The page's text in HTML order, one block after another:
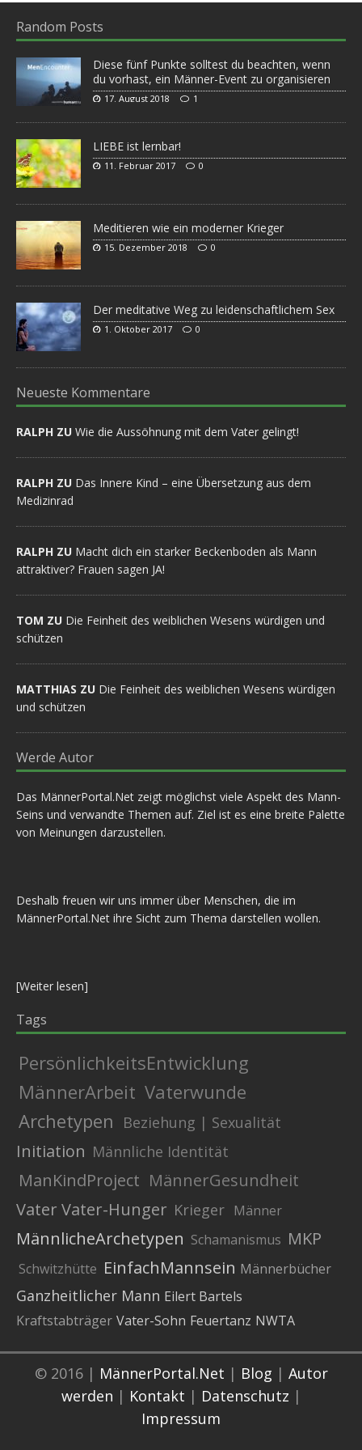
Random Posts
Diese fünf Punkte solltest du beachten, wenn
du vorhast, ein Männer-Event zu organisieren
17. August 2018 1
LIEBE ist lernbar!
11. Februar 2017 0
Meditieren wie ein moderner Krieger
15. Dezember 2018 0
Der meditative Weg zu leidenschaftlichem Sex
1. Oktober 2017 0
Neueste Kommentare
RALPH ZU Wie die Aussöhnung mit dem Vater gelingt!
RALPH ZU Das Innere Kind – eine Übersetzung aus dem
Medizinrad
RALPH ZU Macht dich ein starker Beckenboden als Mann
attraktiver? Frauen sagen JA!
TOM ZU Die Feinheit des weiblichen Wesens würdigen und
schützen
MATTHIAS ZU Die Feinheit des weiblichen Wesens würdigen
und schützen
Werde Autor
Das MännerPortal.Net zeigt möglichst viele Aspekt des Mann-
Seins und verwandte Themen auf. Ziel ist es eine breite Palette
von Meinungen darzustellen.
Deshalb freuen wir uns immer über Menschen, die im
MännerPortal.Net ihre Sicht zum Thema darstellen wollen.
[Weiter lesen]
Tags
PersönlichkeitsEntwicklung
MännerArbeit Vaterwunde
Archetypen
Beziehung | Sexualität
Initiation Männliche Identität
ManKindProject MännerGesundheit
Vater Vater-Hunger Krieger Männer
MännlicheArchetypen Schamanismus MKP
Schwitzhütte EinfachMannsein Männerbücher
Ganzheitlicher Mann Eilert Bartels
Kraftstabträger Vater-Sohn Feuertanz NWTA
© 2016 | MännerPortal.Net | Blog | Autor
werden | Kontakt | Datenschutz |
Impressum